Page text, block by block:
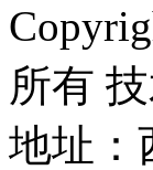
所有
地址：